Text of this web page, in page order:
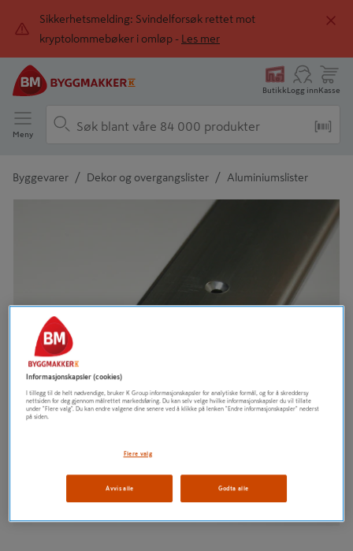
Sikkerhetsmelding: Svindelforsøk rettet mot
kryptolommebøker i omløp -
Les mer
ButikkLogg innKasse
Meny
Byggevarer / Dekor og overgangslister / Aluminiumslister
Detaljert beskrivelse finnes i produktbeskrivelsen
Informasjonskapsler (cookies)
I tillegg til de helt nødvendige, bruker K Group informasjonskapsler for analytiske formål, og for å skreddersy
nettsiden for deg gjennom målrettet markedsføring. Du kan selv velge hvilke informasjonskapsler du vil tillate
under "Flere valg". Du kan endre valgene dine senere ved å klikke på lenken "Endre informasjonskapsler" nederst
på siden.
Flere valg
Avvis alle Godta alle